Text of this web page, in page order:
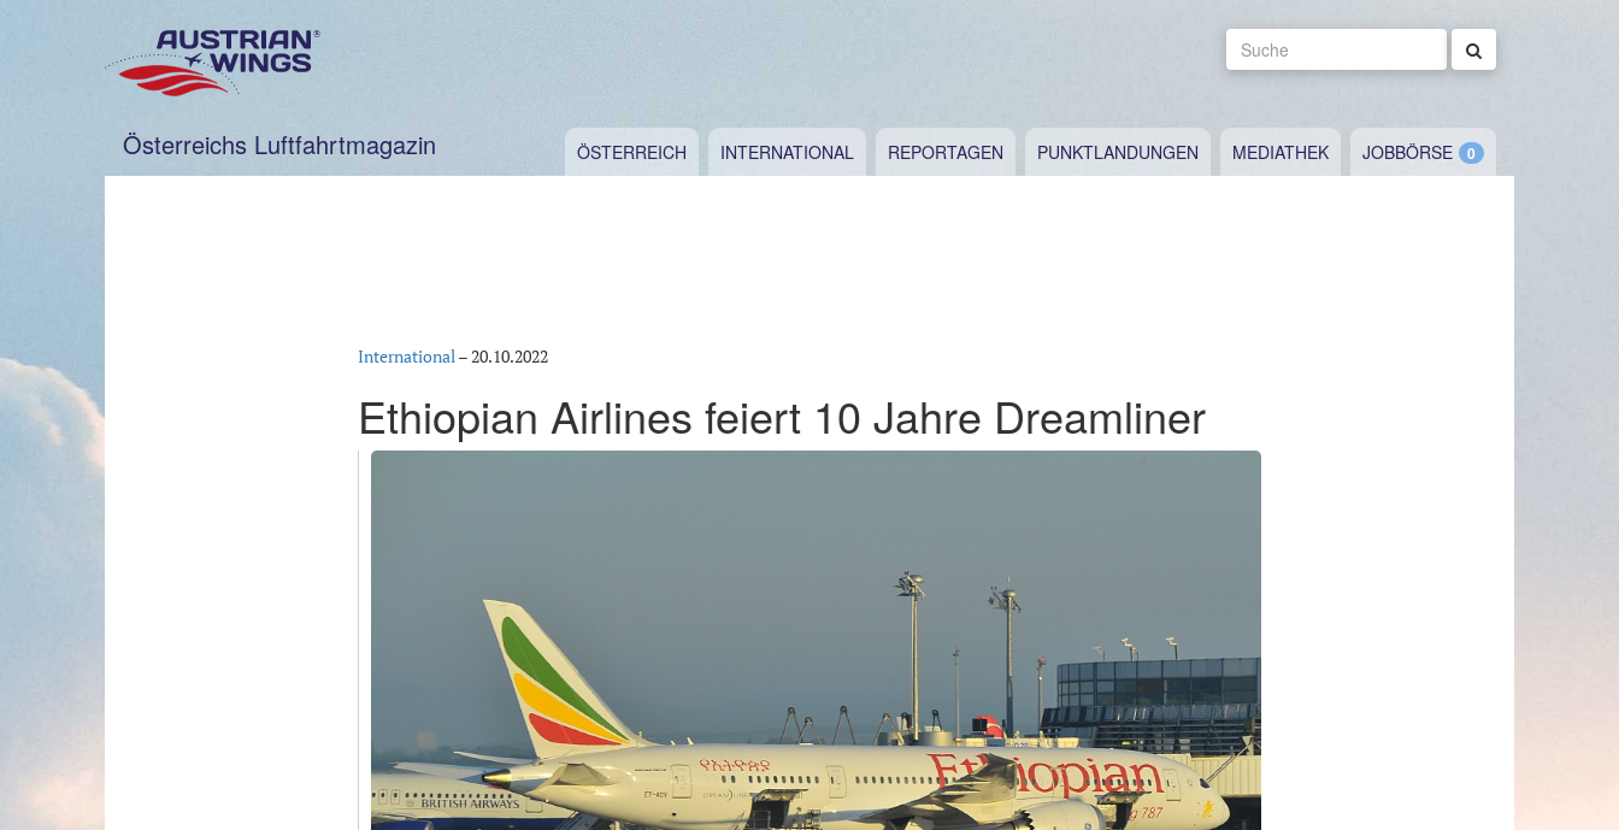
Suche
Österreichs Luftfahrtmagazin ÖSTERREICH INTERNATIONAL REPORTAGEN PUNKTLANDUNGEN MEDIATHEK JOBBÖRSE
International–20.10.2022
Ethiopian Airlines feiert 10 Jahre Dreamliner